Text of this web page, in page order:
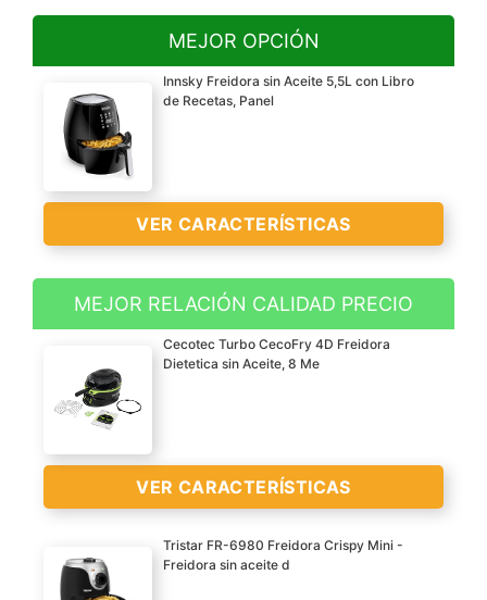
MEJOR OPCIÓN
Innsky Freidora sin Aceite 5,5L con Libro
de Recetas, Panel
VER CARACTERÍSTICAS
VER
CARACTERÍSTICAS
>
MEJOR RELACIÓN CALIDAD PRECIO
Cecotec Turbo CecoFry 4D Freidora
Dietetica sin Aceite, 8 Me
VER CARACTERÍSTICAS
Tristar FR-6980 Freidora Crispy Mini -
Freidora sin aceite d